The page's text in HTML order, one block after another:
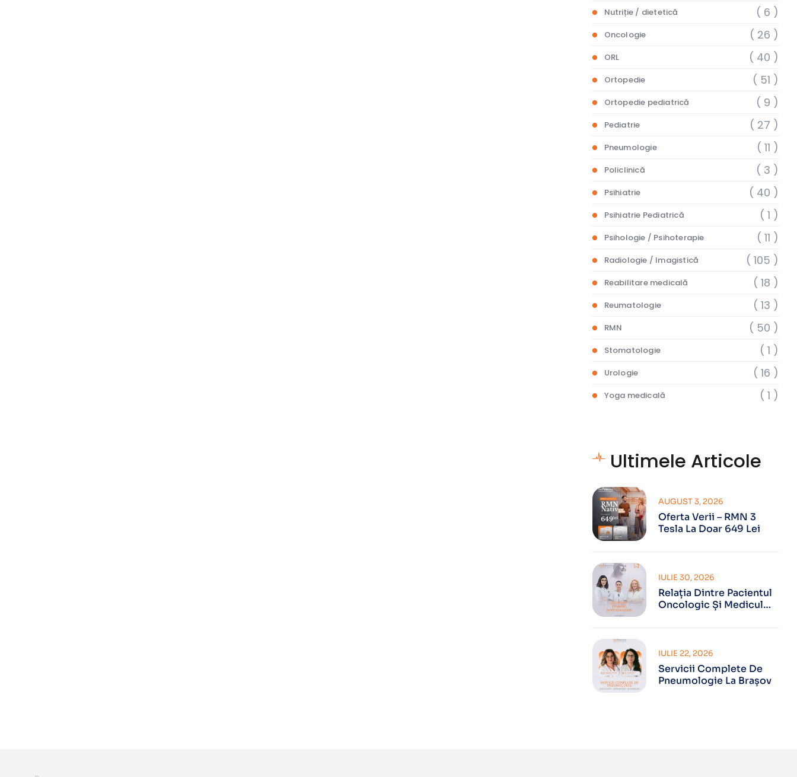
Nutriție / dietetică ( 6 )
Oncologie ( 26 )
ORL ( 40 )
Ortopedie ( 51 )
Ortopedie pediatrică ( 9 )
Pediatrie ( 27 )
Pneumologie ( 11 )
Policlinică ( 3 )
Psihiatrie ( 40 )
Psihiatrie Pediatrică ( 1 )
Psihologie / Psihoterapie ( 11 )
Radiologie / Imagistică ( 105 )
Reabilitare medicală ( 18 )
Reumatologie ( 13 )
RMN ( 50 )
Stomatologie ( 1 )
Urologie ( 16 )
Yoga medicală ( 1 )
Ultimele Articole
Oferta Verii – RMN 3
Tesla La Doar 649 Lei
AUGUST 3, 2026
Relația Dintre Pacientul
Oncologic Și Medicul
IULIE 30, 2026
Servicii Complete De
Pneumologie La Brașov
IULIE 22, 2026